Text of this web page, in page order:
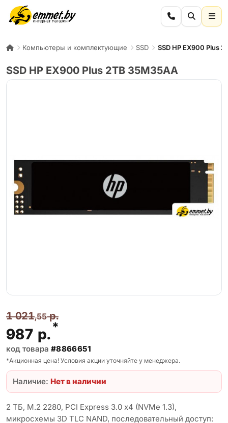
Компьютеры и комплектующие SSD SSD HP EX900 Plus
SSD HP EX900 Plus 2TB 35M35AA
1 021,55р.
987 р.*
код товара #8866651
*Акционная цена! Условия акции уточняйте у менеджера.
Наличие: Нет в наличии
2 ТБ, M.2 2280, PCI Express 3.0 x4 (NVMe 1.3),
микросхемы 3D TLC NAND, последовательный доступ: